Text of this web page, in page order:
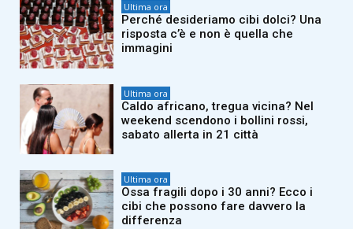
Ultima ora
Perché desideriamo cibi dolci? Una
risposta c’è e non è quella che
immagini
Ultima ora
Caldo africano, tregua vicina? Nel
weekend scendono i bollini rossi,
sabato allerta in 21 città
Ultima ora
Ossa fragili dopo i 30 anni? Ecco i
cibi che possono fare davvero la
differenza